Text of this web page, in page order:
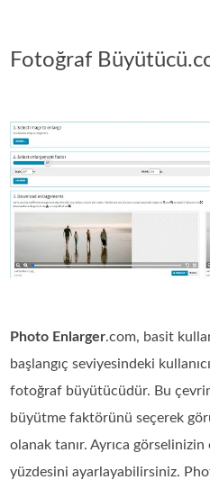
Fotoğraf
Photo Enlarger.com, basit
başlangıç seviyesindeki
fotoğraf büyütücüdür. Bu
büyütme faktörünü seçerek
olanak tanır. Ayrıca
yüzdesini ayarlayabilirsiniz.